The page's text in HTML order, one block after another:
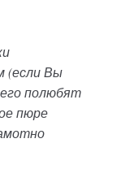
(если Вы
полюбят
пюре